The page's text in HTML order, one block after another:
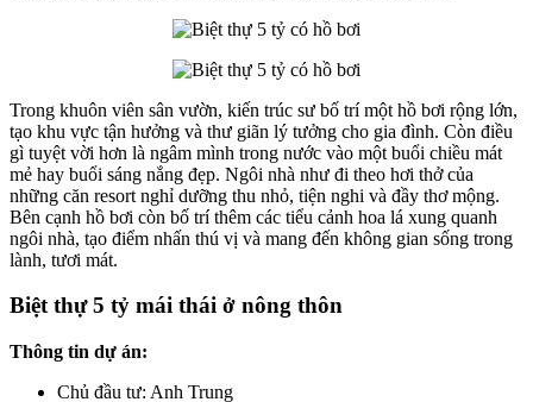
Trong khuôn viên sân vườn, kiến trúc sư bố trí một hồ bơi rộng lớn,
tạo khu vực tận hưởng và thư giãn lý tưởng cho gia đình. Còn điều
gì tuyệt vời hơn là ngâm mình trong nước vào một buổi chiều mát
mẻ hay buổi sáng nắng đẹp. Ngôi nhà như đi theo hơi thở của
những căn resort nghỉ dưỡng thu nhỏ, tiện nghi và đầy thơ mộng.
Bên cạnh hồ bơi còn bố trí thêm các tiểu cảnh hoa lá xung quanh
ngôi nhà, tạo điểm nhấn thú vị và mang đến không gian sống trong
lành, tươi mát.
Biệt thự 5 tỷ mái thái ở nông thôn
Thông tin dự án:
Chủ đầu tư: Anh Trung